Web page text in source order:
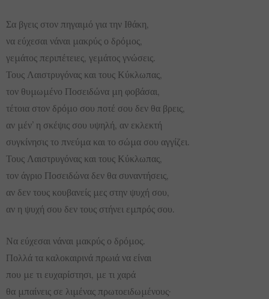
Σα βγεις στον πηγαιμό για την Ιθάκη,
να εύχεσαι νάναι μακρύς ο δρόμος,
γεμάτος περιπέτειες, γεμάτος γνώσεις.
Τους Λαιστρυγόνας και τους Κύκλωπας,
τον θυμωμένο Ποσειδώνα μη φοβάσαι,
τέτοια στον δρόμο σου ποτέ σου δεν θα βρεις,
αν μέν’ η σκέψις σου υψηλή, αν εκλεκτή
συγκίνησις το πνεύμα και το σώμα σου αγγίζει.
Τους Λαιστρυγόνας και τους Κύκλωπας,
τον άγριο Ποσειδώνα δεν θα συναντήσεις,
αν δεν τους κουβανείς μες στην ψυχή σου,
αν η ψυχή σου δεν τους στήνει εμπρός σου.
Να εύχεσαι νάναι μακρύς ο δρόμος.
Πολλά τα καλοκαιρινά πρωιά να είναι
που με τι ευχαρίστησι, με τι χαρά
θα μπαίνεις σε λιμένας πρωτοειδωμένους·